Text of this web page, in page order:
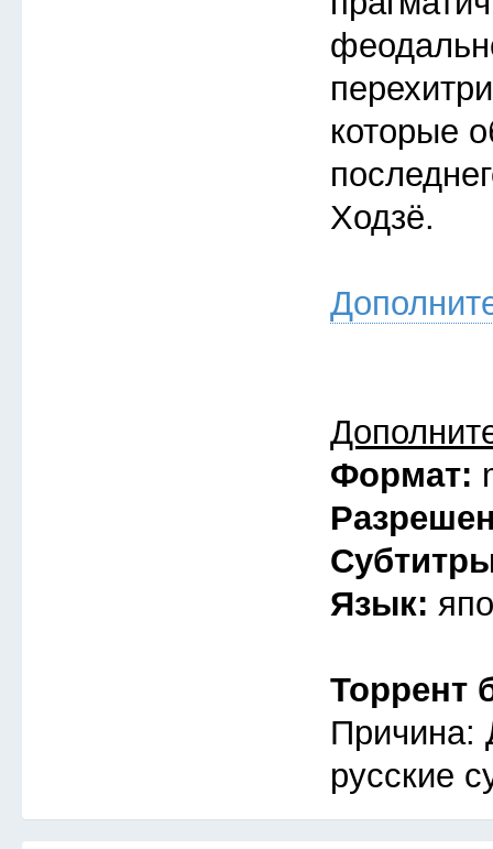
которые
Ходзё.
Формат:
Язык:
Торрент
Причина:
русские